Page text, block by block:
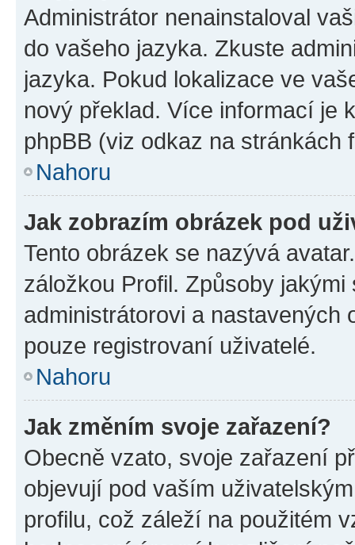
Administrátor nenainstaloval
do vašeho jazyka. Zkuste
jazyka. Pokud lokalizace ve
nový překlad. Více informací je
phpBB (viz odkaz na stránkách
Nahoru
Jak zobrazím obrázek pod
Tento obrázek se nazývá
záložkou Profil. Způsoby
administrátorovi a nastavených
pouze registrovaní uživatelé.
Nahoru
Jak změním svoje zařazení?
Obecně vzato, svoje zařazení
objevují pod vaším
profilu, což záleží na použitém